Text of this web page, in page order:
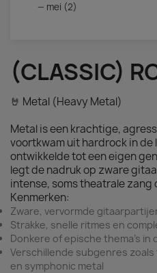
mei (2)
(CLASSIC)
🤘 Metal (Heavy Metal)
Metal is een krachtige,
voortkwam uit hardrock in de
ontwikkelde tot een eigen
legt de nadruk op zware
intense, soms theatrale zang
Kenmerken:
Zware, vervormde
Strakke, snelle ritmes en
Donkere of epische thema’s in
Verschillende subgenres
en symphonic metal